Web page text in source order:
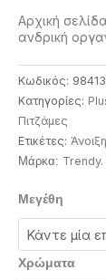
Αρχική σελίδα
ανδρική
Κωδικός:
Κατηγορίες:
Πιτζάμες
Ετικέτες: Άνοιξη
Μάρκα: Trendy.
Μεγέθη
Χρώματα
Κλασική
ανδρική
οργανική
βαμβακερή